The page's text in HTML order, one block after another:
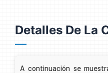
Detalles De La
A continuación se